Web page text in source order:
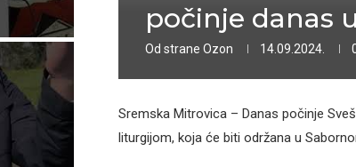
počinje danas
Od strane Ozon 14.09.2024.
Sremska Mitrovica – Danas počinje
liturgijom, koja će biti održana u